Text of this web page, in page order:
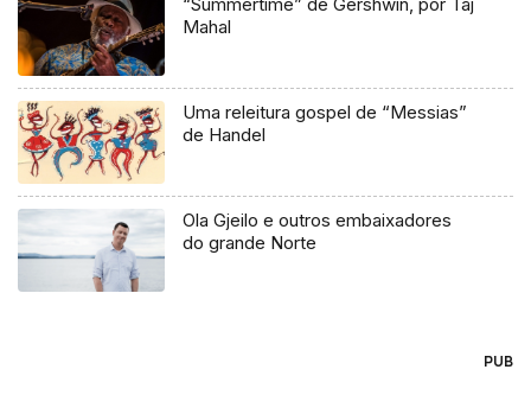
“Summertime” de Gershwin, por Taj
Mahal
Uma releitura gospel de “Messias”
de Handel
Ola Gjeilo e outros embaixadores
do grande Norte
PUB